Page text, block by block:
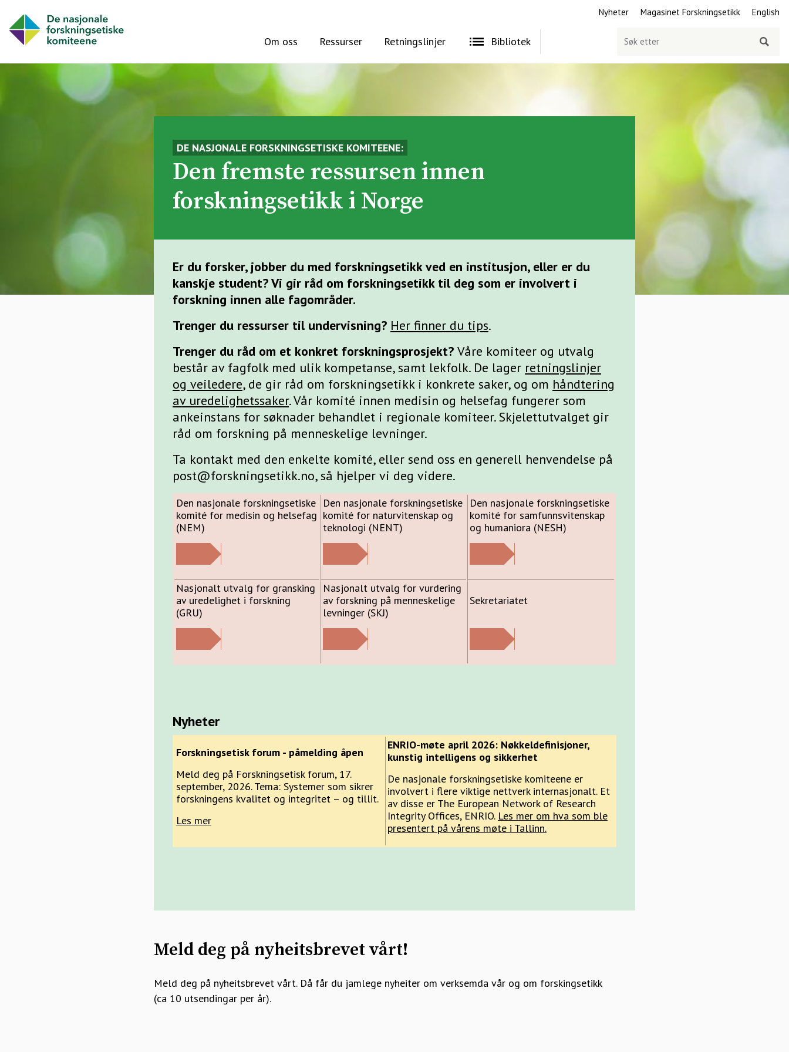
Nyheter Magasinet Forskningsetikk English
Om oss Ressurser Retningslinjer Bibliotek
Søk
:DE NASJONALE FORSKNINGSETISKE KOMITEENE:
Den fremste ressursen innen
forskningsetikk i Norge
Er du forsker, jobber du med forskningsetikk ved en institusjon, eller er du
kanskje student? Vi gir råd om forskningsetikk til deg som er involvert i
forskning innen alle fagområder.
Trenger du ressurser til undervisning? Her finner du tips.
Trenger du råd om et konkret forskningsprosjekt? Våre komiteer og utvalg
består av fagfolk med ulik kompetanse, samt lekfolk. De lager retningslinjer
og veiledere, de gir råd om forskningsetikk i konkrete saker, og om håndtering
av uredelighetssaker. Vår komité innen medisin og helsefag fungerer som
ankeinstans for søknader behandlet i regionale komiteer. Skjelettutvalget gir
råd om forskning på menneskelige levninger.
Ta kontakt med den enkelte komité, eller send oss en generell henvendelse på
post@forskningsetikk.no, så hjelper vi deg videre.
Den nasjonale forskningsetiske
komité for medisin og helsefag
(NEM)
Den nasjonale forskningsetiske
komité for naturvitenskap og
teknologi (NENT)
Den nasjonale forskningsetiske
komité for samfunnsvitenskap
og humaniora (NESH)
Nasjonalt utvalg for gransking
av uredelighet i forskning
(GRU)
Nasjonalt utvalg for vurdering
av forskning på menneskelige
levninger (SKJ)
Sekretariatet
Nyheter
Forskningsetisk forum - påmelding åpen
Meld deg på Forskningsetisk forum, 17.
september, 2026. Tema: Systemer som sikrer
forskningens kvalitet og integritet – og tillit.
Les mer
ENRIO-møte april 2026: Nøkkeldefinisjoner,
kunstig intelligens og sikkerhet
De nasjonale forskningsetiske komiteene er
involvert i flere viktige nettverk internasjonalt. Et
av disse er The European Network of Research
Integrity Offices, ENRIO. Les mer om hva som ble
presentert på vårens møte i Tallinn.
Meld deg på nyheitsbrevet vårt!
Meld deg på nyheitsbrevet vårt. Då får du jamlege nyheiter om verksemda vår og om forskingsetikk
(ca 10 utsendingar per år).